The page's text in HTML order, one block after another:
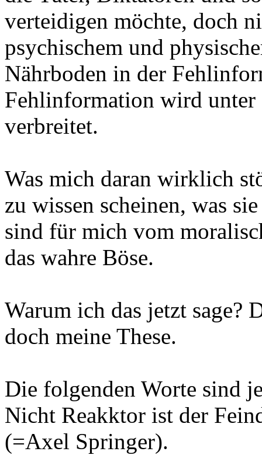
verteidigen möchte, doch
psychischem und
Nährboden in der
Fehlinformation wird
verbreitet.
Was mich daran wirklich
zu wissen scheinen, was
sind für mich vom
das wahre Böse.
Warum ich das jetzt sage?
doch meine These.
Die folgenden Worte sind
Nicht Reakktor ist der
(=Axel Springer).